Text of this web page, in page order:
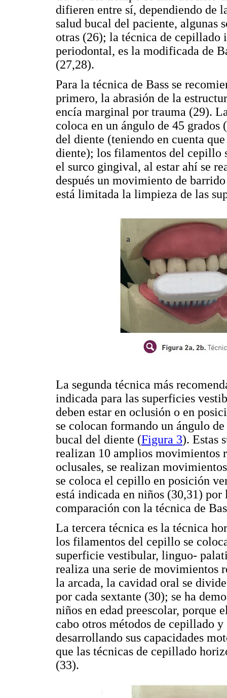
difieren entre sí, dependiendo de
salud bucal del paciente, algunas
otras (26); la técnica de cepillado
periodontal, es la modificada de
(27,28).
Para la técnica de Bass se
primero, la abrasión de la
encía marginal por trauma (29).
coloca en un ángulo de 45 grados (
del diente (teniendo en cuenta
diente); los filamentos del cepillo
el surco gingival, al estar ahí se
después un movimiento de
está limitada la limpieza de las
La segunda técnica más
indicada para las superficies
deben estar en oclusión o en
se colocan formando un ángulo
bucal del diente (Figura 3). Estas
realizan 10 amplios movimientos
oclusales, se realizan
se coloca el cepillo en posición
está indicada en niños (30,31)
comparación con la técnica de
La tercera técnica es la técnica
los filamentos del cepillo se
superficie vestibular, linguo-
realiza una serie de movimientos
la arcada, la cavidad oral se
por cada sextante (30); se ha
niños en edad preescolar, porque
cabo otros métodos de cepillado y
desarrollando sus capacidades
que las técnicas de cepillado
(33).